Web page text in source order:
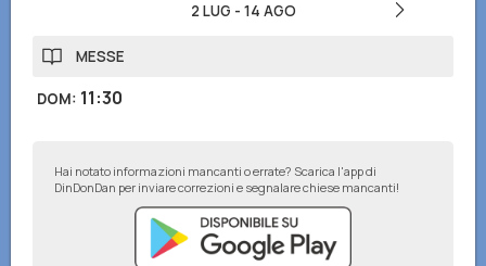
2 LUG - 14 AGO
MESSE
DOM: 11:30
Hai notato informazioni mancanti o errate? Scarica l'app di
DinDonDan per inviare correzioni e segnalare chiese mancanti!